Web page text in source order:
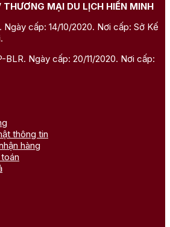
MẠI DU LỊCH HIỀN MINH
cấp: 14/10/2020. Nơi cấp: Sở Kế
BLR. Ngày cấp: 20/11/2020. Nơi cấp:
thông tin
hàng